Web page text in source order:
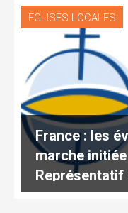
EGLISES LOCALES
France : les
marche